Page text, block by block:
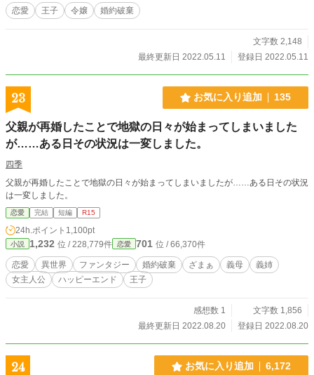
恋愛 王子 令嬢 婚約破棄
文字数 2,148
最終更新日 2022.05.11
登録日 2022.05.11
23 お気に入り追加 135
父親が再婚したことで地獄の日々が始まってしまいました
が……ある日その状況は一変しました。
四季
父親が再婚したことで地獄の日々が始まってしまいましたが……ある日その状況
は一変しました。
恋愛 完結 短編 R15
24h.ポイント 1,100pt
小説 1,232 位 / 228,779件 恋愛 701 位 / 66,370件
恋愛 異世界 ファンタジー 婚約破棄 ざまぁ 義母
義姉
女主人公
ハッピーエンド 王子
感想数 1
文字数 1,856
最終更新日 2022.08.20
登録日 2022.08.20
24 お気に入り追加 6,172